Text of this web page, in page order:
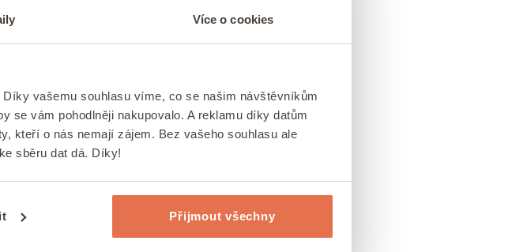
Více o cookies
vašemu souhlasu víme, co se našim návštěvníkům
se vám pohodlněji nakupovalo. A reklamu díky datům
kteří o nás nemají zájem. Bez vašeho souhlasu ale
sběru dat dá. Díky!
Přijmout všechny
systém.
vápník,